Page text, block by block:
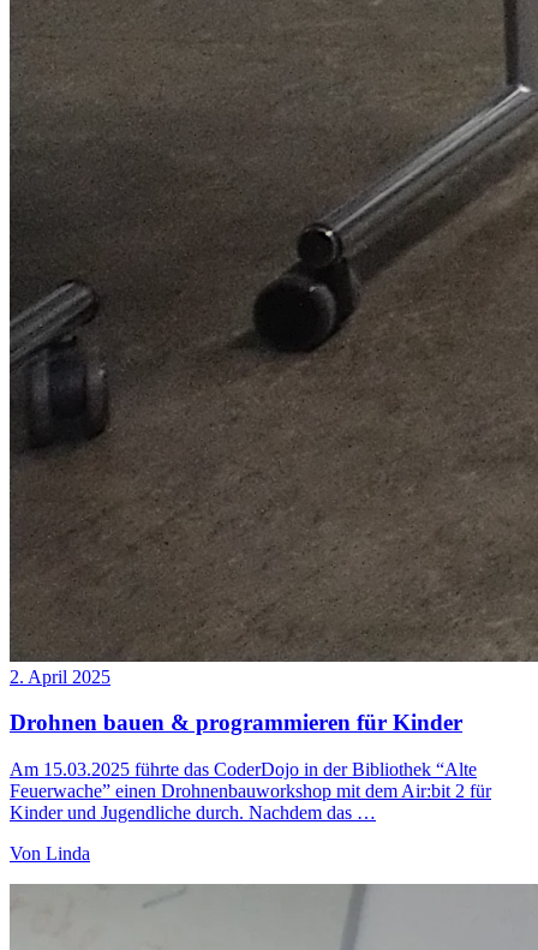
2. April 2025
Drohnen bauen & programmieren für Kinder
Am 15.03.2025 führte das CoderDojo in der Bibliothek “Alte
Feuerwache” einen Drohnenbauworkshop mit dem Air:bit 2 für
Kinder und Jugendliche durch. Nachdem das …
Von Linda